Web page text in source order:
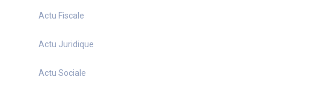
Actu Fiscale
Actu Juridique
Actu Sociale